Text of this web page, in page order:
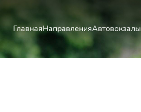
ГлавнаяНаправленияАвтовокзалы